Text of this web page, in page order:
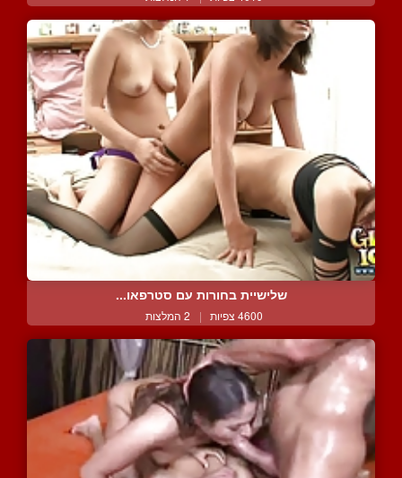
שלישיית בחורות עם סטרפאו...
4600 צפיות | 2 המלצות